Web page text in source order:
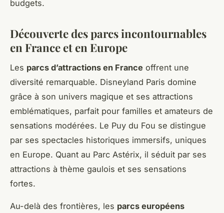
budgets.
Découverte des parcs incontournables
en France et en Europe
Les parcs d’attractions en France offrent une
diversité remarquable. Disneyland Paris domine
grâce à son univers magique et ses attractions
emblématiques, parfait pour familles et amateurs de
sensations modérées. Le Puy du Fou se distingue
par ses spectacles historiques immersifs, uniques
en Europe. Quant au Parc Astérix, il séduit par ses
attractions à thème gaulois et ses sensations
fortes.
Au-delà des frontières, les parcs européens